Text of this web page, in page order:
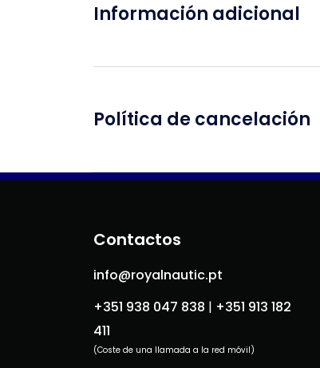
Información adicional
Política de cancelación
Contactos
info@royalnautic.pt
+351 938 047 838 | +351 913 182
411
(Coste de una llamada a la red móvil)